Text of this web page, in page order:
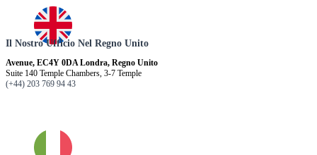
Il Nostro Ufficio Nel Regno Unito
Avenue, EC4Y 0DA Londra, Regno Unito
Suite 140 Temple Chambers, 3-7 Temple
(+44) 203 769 94 43